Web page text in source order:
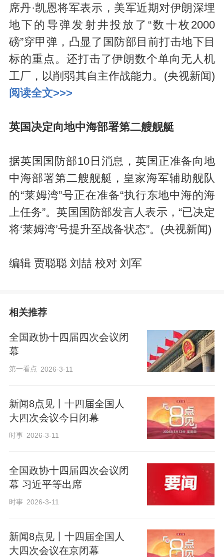
席丹·凯恩将军表示，美军近期对伊朗深埋
地下的导弹发射井投放了“数十枚2000
磅”穿甲弹，凸显了国防部目前打击地下目
标的重点。还打击了伊朗数个单向无人机
工厂，以削弱其自主作战能力。(央视新闻)
阅读全文>>>
英国决定向地中海部署第二艘舰艇
据英国国防部10日消息，英国正准备向地
中海部署第二艘舰艇，皇家海军辅助舰队
的“莱姆湾”号正在准备“执行东地中海的海
上任务”。英国国防部发言人表示，“已决定
将‘莱姆湾’号提升至战备状态”。(央视新闻)
编辑 贾聪聪 刘喆 校对 刘军
相关推荐
全国政协十四届四次会议闭
幕
第一看点 2026-3-11
新闻8点见丨十四届全国人
大四次会议今日闭幕
时事 2026-3-11
全国政协十四届四次会议闭
幕 习近平等出席
时事 2026-3-11
新闻8点见丨十四届全国人
大四次会议在京闭幕